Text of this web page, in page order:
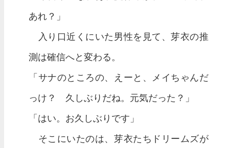
あれ？」
入り口近くにいた男性を見て、芽衣の推
測は確信へと変わる。
「サナのところの、えーと、メイちゃんだ
っけ？ 久しぶりだね。元気だった？」
「はい。お久しぶりです」
そこにいたのは、芽衣たちドリームズが